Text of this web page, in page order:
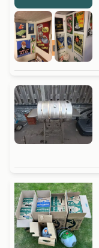
RECLAMEBORDEN